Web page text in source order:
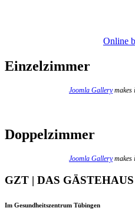
Online
Einzelzimmer
Joomla Gallerymakes
Doppelzimmer
Joomla Gallerymakes
GZT | DAS GÄSTEHAUS
Im Gesundheitszentrum Tübingen